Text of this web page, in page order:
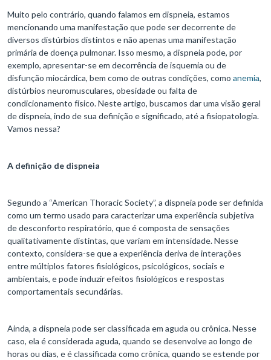
Muito pelo contrário, quando falamos em dispneia, estamos
mencionando uma manifestação que pode ser decorrente de
diversos distúrbios distintos e não apenas uma manifestação
primária de doença pulmonar. Isso mesmo, a dispneia pode, por
exemplo, apresentar-se em decorrência de isquemia ou de
disfunção miocárdica, bem como de outras condições, como anemia,
distúrbios neuromusculares, obesidade ou falta de
condicionamento físico. Neste artigo, buscamos dar uma visão geral
de dispneia, indo de sua definição e significado, até a fisiopatologia.
Vamos nessa?
A definição de dispneia
Segundo a “American Thoracic Society”, a dispneia pode ser definida
como um termo usado para caracterizar uma experiência subjetiva
de desconforto respiratório, que é composta de sensações
qualitativamente distintas, que variam em intensidade. Nesse
contexto, considera-se que a experiência deriva de interações
entre múltiplos fatores fisiológicos, psicológicos, sociais e
ambientais, e pode induzir efeitos fisiológicos e respostas
comportamentais secundárias.
Ainda, a dispneia pode ser classificada em aguda ou crônica. Nesse
caso, ela é considerada aguda, quando se desenvolve ao longo de
horas ou dias, e é classificada como crônica, quando se estende por